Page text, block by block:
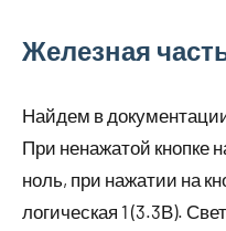
Железная
Найдем в
При ненажатой кнопке
ноль, при нажатии на
логическая 1 (3.3В).